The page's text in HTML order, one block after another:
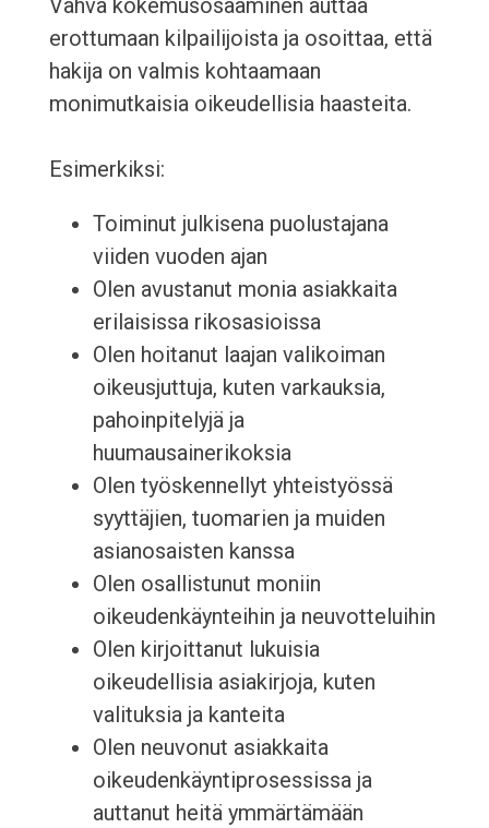
Vahva kokemusosaaminen auttaa
erottumaan kilpailijoista ja osoittaa, että
hakija on valmis kohtaamaan
monimutkaisia oikeudellisia haasteita.
Esimerkiksi:
Toiminut julkisena puolustajana
viiden vuoden ajan
Olen avustanut monia asiakkaita
erilaisissa rikosasioissa
Olen hoitanut laajan valikoiman
oikeusjuttuja, kuten varkauksia,
pahoinpitelyjä ja
huumausainerikoksia
Olen työskennellyt yhteistyössä
syyttäjien, tuomarien ja muiden
asianosaisten kanssa
Olen osallistunut moniin
oikeudenkäynteihin ja neuvotteluihin
Olen kirjoittanut lukuisia
oikeudellisia asiakirjoja, kuten
valituksia ja kanteita
Olen neuvonut asiakkaita
oikeudenkäyntiprosessissa ja
auttanut heitä ymmärtämään